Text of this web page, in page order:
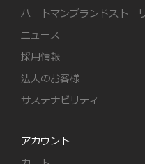
ハートマンブランドストー
ニュース
採用情報
法人のお客様
サステナビリティ
アカウント